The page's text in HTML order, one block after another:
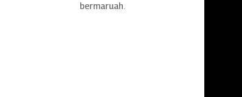
bermaruah.